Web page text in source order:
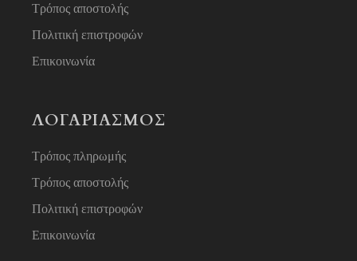
Τρόπος αποστολής
Πολιτική επιστροφών
Επικοινωνία
ΛΟΓΑΡΙΑΣΜΟΣ
Τρόπος πληρωμής
Τρόπος αποστολής
Πολιτική επιστροφών
Επικοινωνία